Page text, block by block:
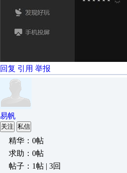
回复 引用 举报
易帆
关注 私信
精华：0帖
求助：0帖
帖子：1帖 | 3回